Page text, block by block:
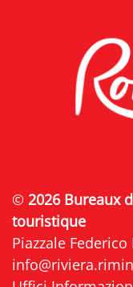
© 2026 Bureaux
touristique
Piazzale